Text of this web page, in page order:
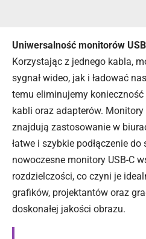
Uniwersalność monitorów
Korzystając z jednego kabla,
sygnał wideo, jak i ładować
temu eliminujemy
kabli oraz adapterów.
znajdują zastosowanie w
łatwe i szybkie podłączenie
nowoczesne monitory USB-C
rozdzielczości, co czyni je
grafików, projektantów oraz
doskonałej jakości obrazu.